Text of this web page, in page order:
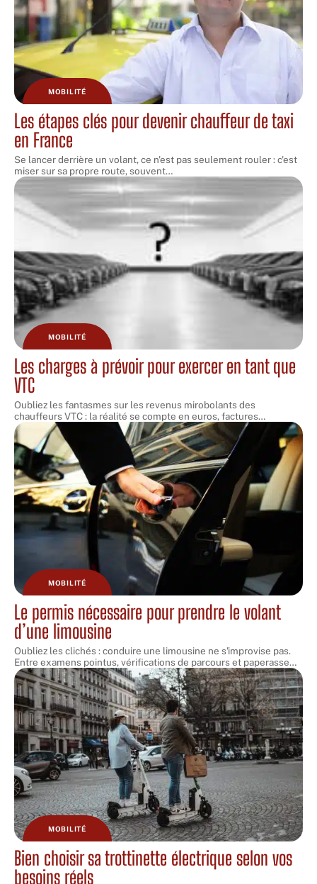
MOBILITÉ
Les étapes clés pour devenir chauffeur de taxi
en France
Se lancer derrière un volant, ce n'est pas seulement rouler : c'est
miser sur sa propre route, souvent…
MOBILITÉ
Les charges à prévoir pour exercer en tant que
VTC
Oubliez les fantasmes sur les revenus mirobolants des
chauffeurs VTC : la réalité se compte en euros, factures…
MOBILITÉ
Le permis nécessaire pour prendre le volant
d’une limousine
Oubliez les clichés : conduire une limousine ne s'improvise pas.
Entre examens pointus, vérifications de parcours et paperasse…
MOBILITÉ
Bien choisir sa trottinette électrique selon vos
besoins réels